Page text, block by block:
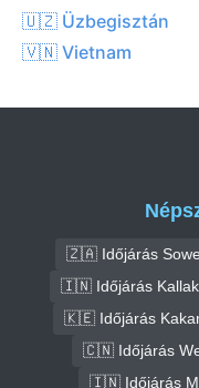
🇺🇿 Üzbegisztán
🇻🇳 Vietnam
🇿🇦 Időjárás
🇮🇳 Időjárás
🇰🇪 Időjárás
🇨🇳 Időjárás
🇮🇳 Időjárás